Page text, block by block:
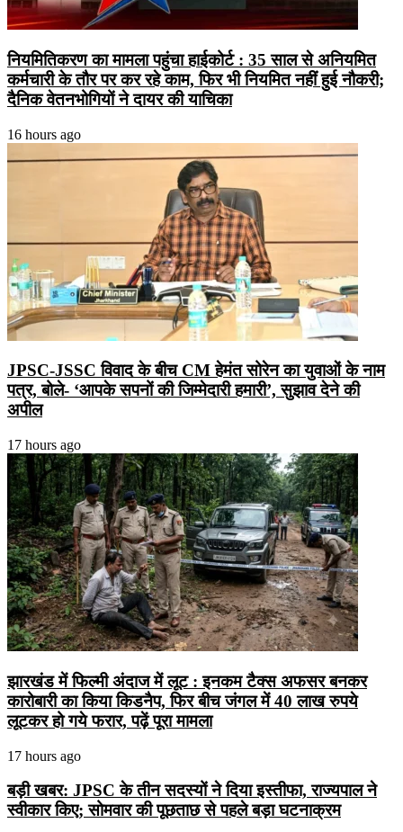
नियमितिकरण का मामला पहुंचा हाईकोर्ट : 35 साल से अनियमित
कर्मचारी के तौर पर कर रहे काम, फिर भी नियमित नहीं हुई नौकरी;
दैनिक वेतनभोगियों ने दायर की याचिका
16 hours ago
JPSC-JSSC विवाद के बीच CM हेमंत सोरेन का युवाओं के नाम
पत्र, बोले- ‘आपके सपनों की जिम्मेदारी हमारी’, सुझाव देने की
अपील
17 hours ago
झारखंड में फिल्मी अंदाज में लूट : इनकम टैक्स अफसर बनकर
कारोबारी का किया किडनैप, फिर बीच जंगल में 40 लाख रुपये
लूटकर हो गये फरार, पढ़ें पूरा मामला
17 hours ago
बड़ी खबर: JPSC के तीन सदस्यों ने दिया इस्तीफा, राज्यपाल ने
स्वीकार किए; सोमवार की पूछताछ से पहले बड़ा घटनाक्रम